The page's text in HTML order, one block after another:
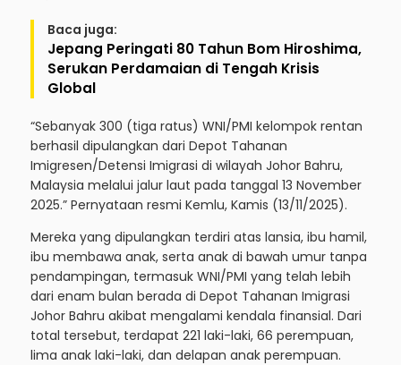
Baca juga:
Jepang Peringati 80 Tahun Bom Hiroshima,
Serukan Perdamaian di Tengah Krisis
Global
“Sebanyak 300 (tiga ratus) WNI/PMI kelompok rentan
berhasil dipulangkan dari Depot Tahanan
Imigresen/Detensi Imigrasi di wilayah Johor Bahru,
Malaysia melalui jalur laut pada tanggal 13 November
2025.” Pernyataan resmi Kemlu, Kamis (13/11/2025).
Mereka yang dipulangkan terdiri atas lansia, ibu hamil,
ibu membawa anak, serta anak di bawah umur tanpa
pendampingan, termasuk WNI/PMI yang telah lebih
dari enam bulan berada di Depot Tahanan Imigrasi
Johor Bahru akibat mengalami kendala finansial. Dari
total tersebut, terdapat 221 laki-laki, 66 perempuan,
lima anak laki-laki, dan delapan anak perempuan.